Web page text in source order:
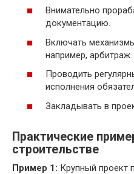
Внимательно
документацию.
Включать
например, арбитраж.
Проводить
исполнения
Закладывать в
Практические
строительстве
Пример 1: Крупный проект